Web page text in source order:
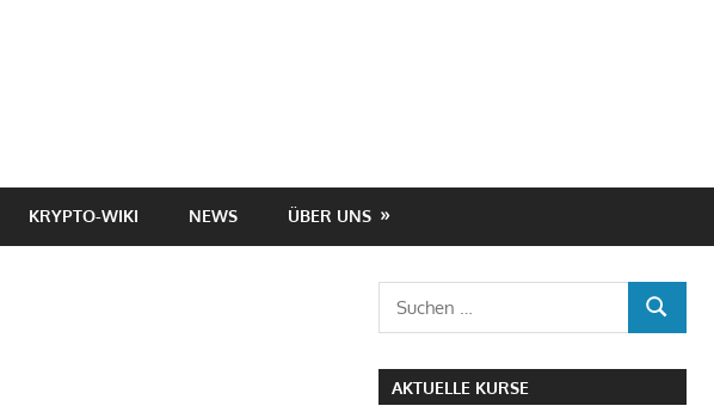
KRYPTO-WIKI NEWS ÜBER UNS
SUCHEN
AKTUELLE KURSE